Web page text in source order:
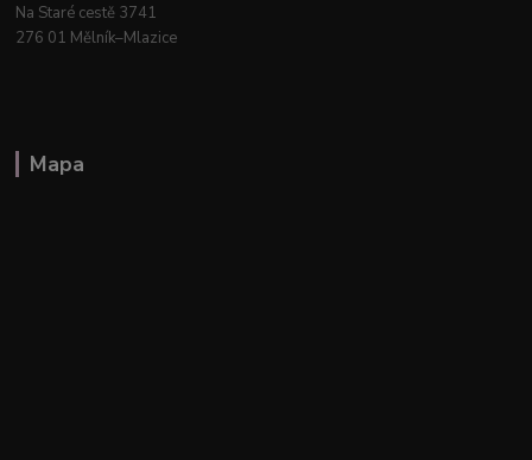
Na Staré cestě 3741
276 01 Mělník–Mlazice
Mapa